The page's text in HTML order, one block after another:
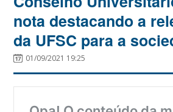
nota destacando a
da UFSC para a
01/09/2021 19:25